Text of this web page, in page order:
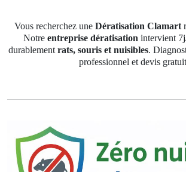
Vous recherchez une Dératisation Clamart
Notre entreprise dératisation intervient
durablement rats, souris et nuisibles.
professionnel et devis